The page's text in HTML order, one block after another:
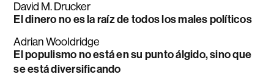
David M. Drucker
El dinero no es la raíz de todos los males políticos
Adrian Wooldridge
El populismo no está en su punto álgido, sino que
se está diversificando